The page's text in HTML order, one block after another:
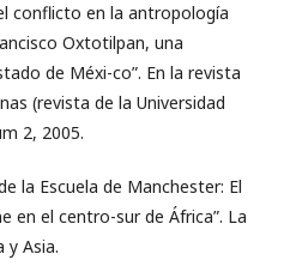
conflicto en la antropología
Oxtotilpan, una
de Méxi-co”. En la revista
(revista de la Universidad
2, 2005.
la Escuela de Manchester: El
en el centro-sur de África”. La
y Asia.